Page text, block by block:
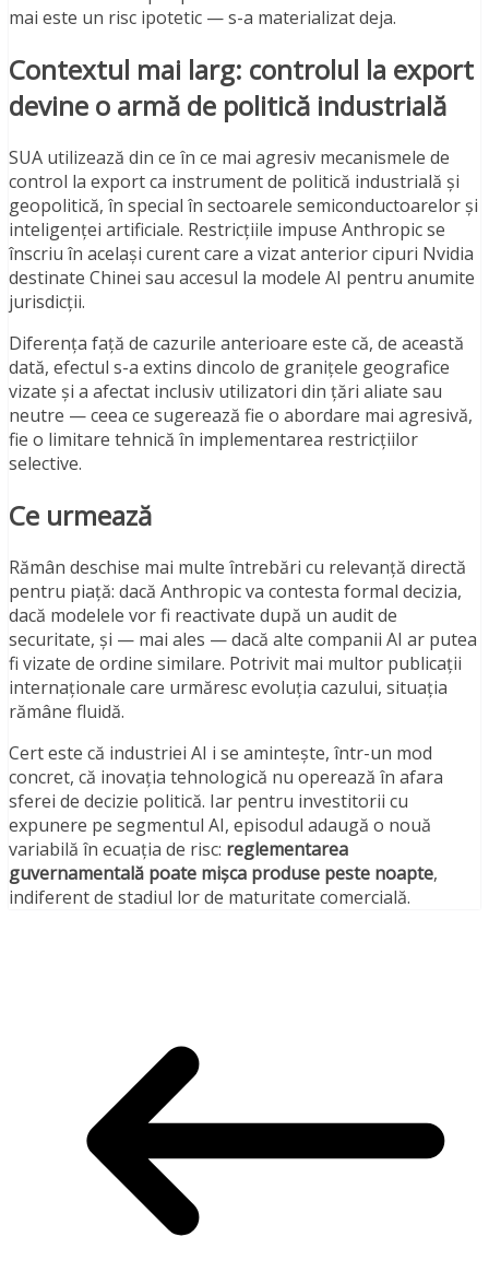
mai este un risc ipotetic — s-a materializat deja.
Contextul mai larg: controlul la export
devine o armă de politică industrială
SUA utilizează din ce în ce mai agresiv mecanismele de
control la export ca instrument de politică industrială și
geopolitică, în special în sectoarele semiconductoarelor și
inteligenței artificiale. Restricțiile impuse Anthropic se
înscriu în același curent care a vizat anterior cipuri Nvidia
destinate Chinei sau accesul la modele AI pentru anumite
jurisdicții.
Diferența față de cazurile anterioare este că, de această
dată, efectul s-a extins dincolo de granițele geografice
vizate și a afectat inclusiv utilizatori din țări aliate sau
neutre — ceea ce sugerează fie o abordare mai agresivă,
fie o limitare tehnică în implementarea restricțiilor
selective.
Ce urmează
Rămân deschise mai multe întrebări cu relevanță directă
pentru piață: dacă Anthropic va contesta formal decizia,
dacă modelele vor fi reactivate după un audit de
securitate, și — mai ales — dacă alte companii AI ar putea
fi vizate de ordine similare. Potrivit mai multor publicații
internaționale care urmăresc evoluția cazului, situația
rămâne fluidă.
Cert este că industriei AI i se amintește, într-un mod
concret, că inovația tehnologică nu operează în afara
sferei de decizie politică. Iar pentru investitorii cu
expunere pe segmentul AI, episodul adaugă o nouă
variabilă în ecuația de risc: reglementarea
guvernamentală poate mișca produse peste noapte,
indiferent de stadiul lor de maturitate comercială.